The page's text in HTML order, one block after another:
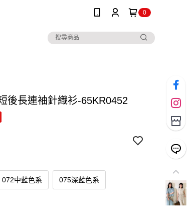
0
後長連袖針織衫-65KR0452
072中藍色系 075深藍色系